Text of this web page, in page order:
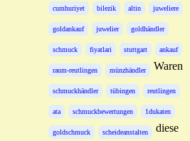
cumhuriyet bilezik altin juweliere
goldankauf juwelier goldhändler
schmuck fiyatlari stuttgart ankauf
raum-reutlingen münzhändler
schmuckhändler tübingen reutlingen
ata schmuckbewertungen 1dukaten
goldschmuck scheideanstalten
Waren
diese